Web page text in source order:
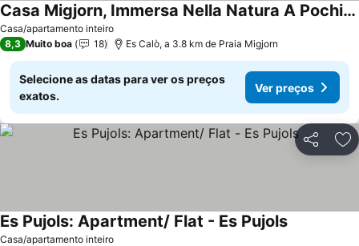
Casa/apartamento inteiro
Casa Migjorn, Immersa Nella Natura A Pochi Passi Dal Mare
Ver preços
8,3 Muito boa 18 Es Calò, a 3.8 km de Praia Migjorn
Selecione as datas para ver os preços
exatos.
Ver preços
Partilhar
Casa/apartamento inteiro
Es Pujols: Apartment/ Flat - Es PujolsVer preços